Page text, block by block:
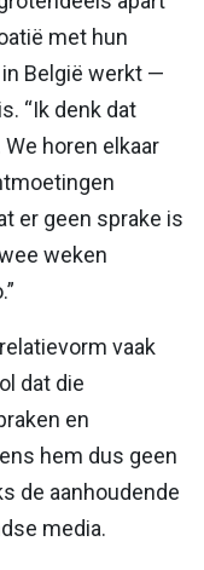
met hun
België werkt —
“Ik denk dat
horen elkaar
er geen sprake is
weken
vaak
dat die
en
hem dus geen
de aanhoudende
media.